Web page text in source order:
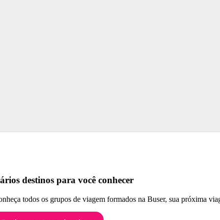
destinos para você conhecer
todos os grupos de viagem formados na Buser, sua próxima